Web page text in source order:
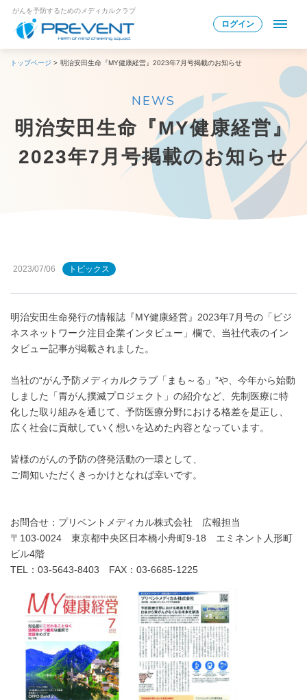
がんを予防するためのメディカルクラブ
ログイン
トップページ > 明治安田生命『MY健康経営』2023年7月号掲載のお知らせ
NEWS
明治安田生命『MY健康経営』
2023年7月号掲載のお知らせ
2023/07/06 トピックス
明治安田生命発行の情報誌『MY健康経営』2023年7月号の「ビジ
ネスネットワーク注目企業インタビュー」欄で、当社代表のイン
タビュー記事が掲載されました。
当社の“がん予防メディカルクラブ「まも～る」”や、今年から始動
しました「胃がん撲滅プロジェクト」の紹介など、先制医療に特
化した取り組みを通じて、予防医療分野における格差を是正し、
広く社会に貢献していく想いを込めた内容となっています。
皆様のがんの予防の啓発活動の一環として、
ご周知いただくきっかけとなれば幸いです。
お問合せ：プリベントメディカル株式会社 広報担当
〒103-0024 東京都中央区日本橋小舟町9-18 エミネント人形町
ビル4階
TEL：03-5643-8403 FAX：03-6685-1225